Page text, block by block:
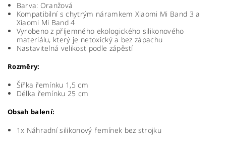
Barva: Oranžová
Kompatibilní s chytrým náramkem Xiaomi Mi Band 3 a
Xiaomi Mi Band 4
Vyrobeno z příjemného ekologického silikonového
materiálu, který je netoxický a bez zápachu
Nastavitelná velikost podle zápěstí
Rozměry:
Šířka řemínku 1,5 cm
Délka řemínku 25 cm
Obsah balení:
1x Náhradní silikonový řemínek bez strojku